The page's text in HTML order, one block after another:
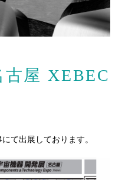
屋 XEBEC
て出展しております。